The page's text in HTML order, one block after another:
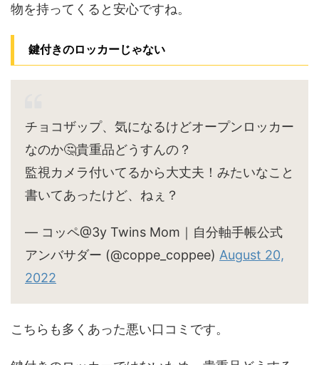
物を持ってくると安心ですね。
鍵付きのロッカーじゃない
チョコザップ、気になるけどオープンロッカー
なのか🤔貴重品どうすんの？
監視カメラ付いてるから大丈夫！みたいなこと
書いてあったけど、ねぇ？
— コッペ@3y Twins Mom｜自分軸手帳公式
アンバサダー (@coppe_coppee) August 20,
2022
こちらも多くあった悪い口コミです。